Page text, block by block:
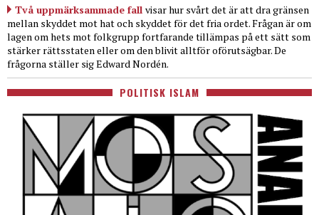
Två uppmärksammade fall visar hur svårt det är att dra gränsen
mellan skyddet mot hat och skyddet för det fria ordet. Frågan är om
lagen om hets mot folkgrupp fortfarande tillämpas på ett sätt som
stärker rättsstaten eller om den blivit alltför oförutsägbar. De
frågorna ställer sig Edward Nordén.
POLITISK ISLAM